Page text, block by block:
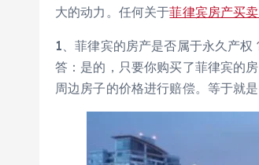
大的动力。任何关于菲律宾房产买
1、菲律宾的房产是否属于永久产权
答：是的，只要你购买了菲律宾的
周边房子的价格进行赔偿。等于就